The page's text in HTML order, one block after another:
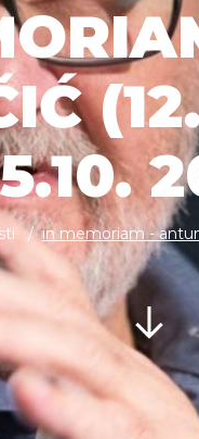
in memoriam - antun